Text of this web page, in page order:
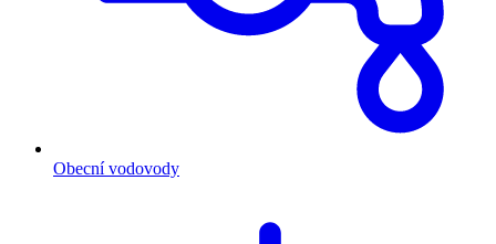
Obecní vodovody